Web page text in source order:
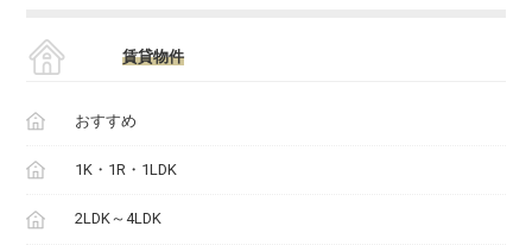
賃貸物件
おすすめ
1K・1R・1LDK
2LDK～4LDK